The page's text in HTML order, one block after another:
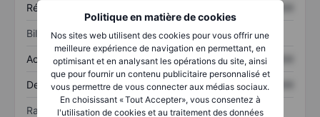
Politique en matière de cookies
Nos sites web utilisent des cookies pour vous offrir une
meilleure expérience de navigation en permettant, en
optimisant et en analysant les opérations du site, ainsi
que pour fournir un contenu publicitaire personnalisé et
vous permettre de vous connecter aux médias sociaux.
En choisissant « Tout Accepter», vous consentez à
l'utilisation de cookies et au traitement des données
Résultat net XXXXXXX
Bilan
Actif total XXXXXXX XXXXXXX
Dette totale XXXXXXX XXXXXXX
Ratios